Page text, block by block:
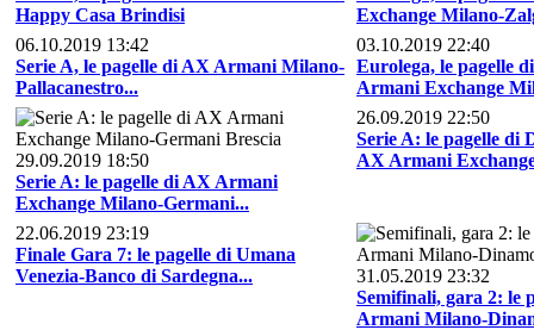
Happy Casa Brindisi
Exchange Milano-
06.10.2019 13:42
Serie A, le pagelle di AX Armani Milano-
Pallacanestro...
03.10.2019 22:40
Eurolega, le pagelle
Armani Exchange
29.09.2019 18:50
Serie A: le pagelle di AX Armani
Exchange Milano-Germani...
26.09.2019 22:50
Serie A: le pagelle di
AX Armani
22.06.2019 23:19
Finale Gara 7: le pagelle di Umana
Venezia-Banco di Sardegna...
31.05.2019 23:32
Semifinali, gara 2: le
Armani Milano-